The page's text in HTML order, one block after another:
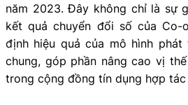
năm 2023. Đây không chỉ là sự
kết quả chuyển đổi số của Co-
định hiệu quả của mô hình
chung, góp phần nâng cao vị
trong cộng đồng tín dụng hợp